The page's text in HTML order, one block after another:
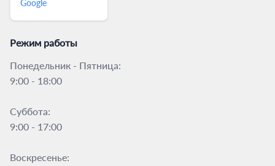
Google
Режим работы
Понедельник - Пятница:
9:00 - 18:00
Суббота:
9:00 - 17:00
Воскресенье: